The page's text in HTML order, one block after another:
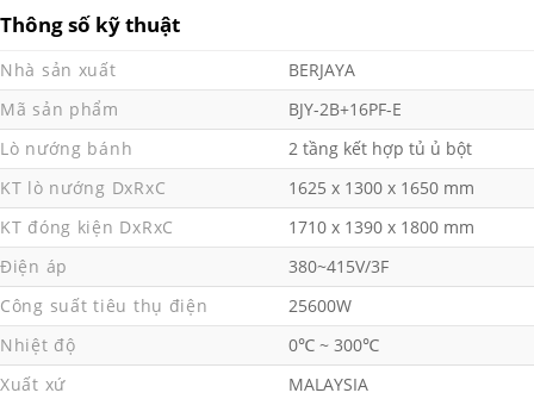
Thông số kỹ thuật
Nhà sản xuất
BERJAYA
Mã sản phẩm
BJY-2B+16PF-E
Lò nướng bánh
2 tầng kết hợp tủ ủ bột
KT lò nướng DxRxC
1625 x 1300 x 1650 mm
KT đóng kiện DxRxC
1710 x 1390 x 1800 mm
Điện áp
380~415V/3F
Công suất tiêu thụ điện
25600W
Nhiệt độ
0℃ ~ 300℃
Xuất xứ
MALAYSIA